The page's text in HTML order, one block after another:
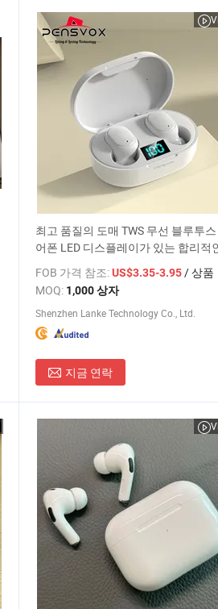
최고 품질의 도매 TWS 무선 블루투스
어폰 LED 디스플레이가 있는 합리적
격의 다채로운 선택
FOB 가격 참조:US$3.35-3.95/ 상품
MOQ: 1,000 상자
Shenzhen Lanke Technology Co., Ltd.
지금 연락